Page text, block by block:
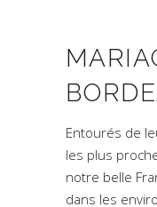
Entourés de
les plus
notre belle
dans les